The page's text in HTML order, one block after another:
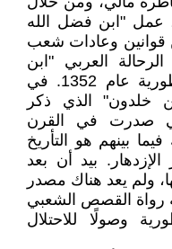
عمل "ابن فضل الله
قوانين وعادات شعب
العربي "ابن
بطوطة" في رحلته لتلك الإمبراطورية عام 1352. في
خلدون" الذي ذكر
صدرت في القرن
بينهم هو التأريخ
بيد أن بعد
ولم يعد هناك مصدر
رواة القصص الشعبي
وصولًا للاحتلال